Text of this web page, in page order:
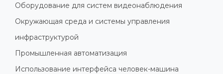
Оборудование для систем видеонаблюдения
Окружающая среда и системы управления
инфраструктурой
Промышленная автоматизация
Использование интерфейса человек-машина